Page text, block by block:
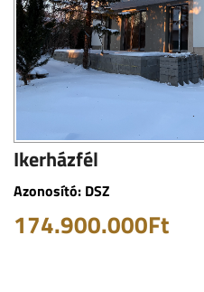
Ikerházfél
Azonosító: DSZ
174.900.000Ft